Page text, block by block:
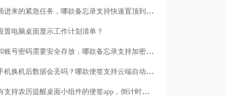
临时插进来的紧急任务，哪款备忘录支持快速置顶到清单首位？
置电脑桌面显示工作计划清单？
日记和账号密码需要安全存放，哪款备忘录支持加密保护？
安卓手机换机后数据会丢吗？哪款便签支持云端自动备份？
有没有支持农历提醒桌面小组件的便签app，倒计时一目了然